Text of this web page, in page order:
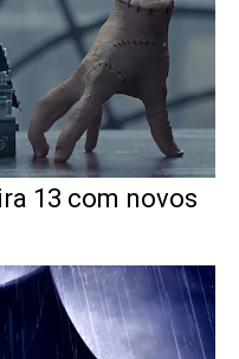
13 com novos